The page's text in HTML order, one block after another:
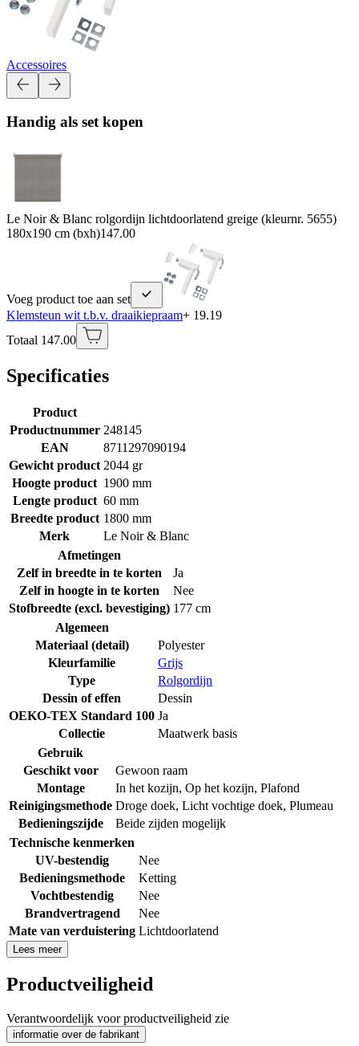
Accessoires
Handig als set kopen
Le Noir & Blanc rolgordijn lichtdoorlatend greige (kleurnr. 5655)
180x190 cm (bxh)147.00
Voeg product toe aan set
Klemsteun wit t.b.v. draaikiepraam+ 19.19
Totaal 147.00
Specificaties
Product
Productnummer 248145
EAN
8711297090194
Gewicht product 2044 gr
Hoogte product 1900 mm
Lengte product 60 mm
Breedte product 1800 mm
Merk
Le Noir & Blanc
Afmetingen
Zelf in breedte in te korten
Ja
Zelf in hoogte in te korten
Nee
Stofbreedte (excl. bevestiging) 177 cm
Algemeen
Materiaal (detail)
Polyester
Kleurfamilie
Grijs
Type
Rolgordijn
Dessin of effen
Dessin
OEKO-TEX Standard 100 Ja
Collectie
Maatwerk basis
Gebruik
Geschikt voor
Gewoon raam
Montage
In het kozijn, Op het kozijn, Plafond
Reinigingsmethode Droge doek, Licht vochtige doek, Plumeau
Bedieningszijde
Beide zijden mogelijk
Technische kenmerken
UV-bestendig
Nee
Bedieningsmethode
Ketting
Vochtbestendig
Nee
Brandvertragend
Nee
Mate van verduistering Lichtdoorlatend
Lees meer
Productveiligheid
Verantwoordelijk voor productveiligheid zie
informatie over de fabrikant